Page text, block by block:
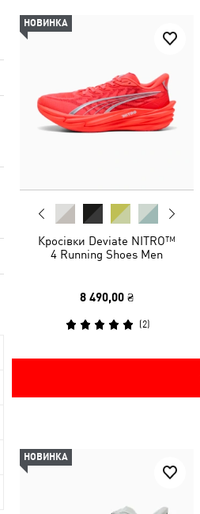
НОВИНКА
Кросівки Deviate NITRO™
4 Running Shoes Men
8 490,00 ₴
(2)
НОВИНКА